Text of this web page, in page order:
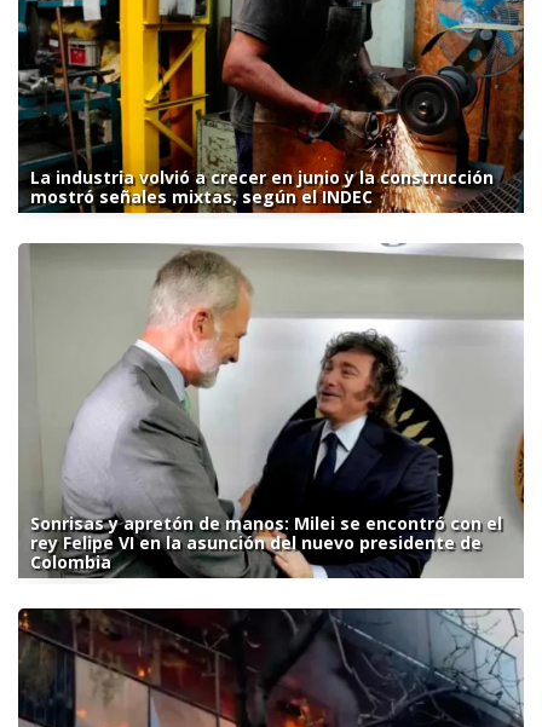
La industria volvió a crecer en junio y la construcción
mostró señales mixtas, según el INDEC
Sonrisas y apretón de manos: Milei se encontró con el
rey Felipe VI en la asunción del nuevo presidente de
Colombia